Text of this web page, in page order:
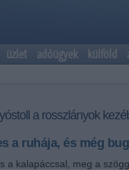
üzlet adóügyek külföld
a rosszlányok
a ruhája, és még
a kalapáccsal, meg a